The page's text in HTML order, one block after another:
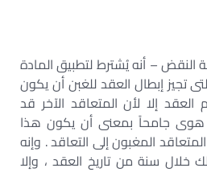
– أنه يُشترط لتطبيق المادة
تجيز إبطال العقد للغبن أن يكون
العقد إلا لأن المتعاقد الآخر قد
هوى جامحاً بمعنى أن يكون هذا
المغبون إلى التعاقد . وإنه
خلال سنة من تاريخ العقد ، وإلا